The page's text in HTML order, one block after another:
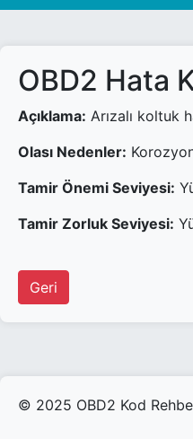
OBD2 Hata
Açıklama: Arızalı koltuk
Olası Nedenler:
Tamir Önemi Seviyesi:
Tamir Zorluk Seviyesi:
Geri
© 2025 OBD2 Kod